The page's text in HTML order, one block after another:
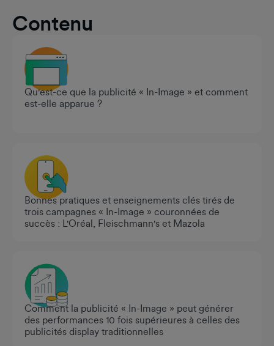
Contenu
Qu'est-ce que la publicité « In-Image » et comment
est-elle apparue ?
Bonnes pratiques et enseignements clés tirés de
trois campagnes « In-Image » couronnées de
succès : L'Oréal, Fleischmann's et Mazola
Comment la publicité « In-Image » peut générer
des performances 10 fois supérieures à celles des
publicités display traditionnelles